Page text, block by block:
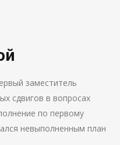
заместитель
сдвигов в вопросах
по первому
невыполненным план